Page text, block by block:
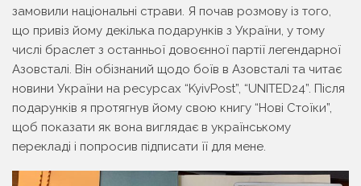
замовили національні страви. Я почав розмову із того,
що привіз йому декілька подарунків з України, у тому
числі браслет з останньої довоєнної партії легендарної
Азовсталі. Він обізнаний щодо боїв в Азовсталі та читає
новини України на ресурсах “Kyiv­Post”, “UNITED24”. Після
подарунків я протягнув йому свою книгу “Нові Стоїки”,
щоб показати як вона виглядає в українському
перекладі і попросив підписати її для мене.